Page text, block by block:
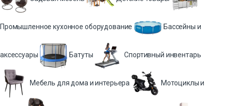
Промышленное кухонное оборудование Бассейны и
аксессуары Батуты Спортивный инвентарь
Мебель для дома и интерьера Мотоциклы и